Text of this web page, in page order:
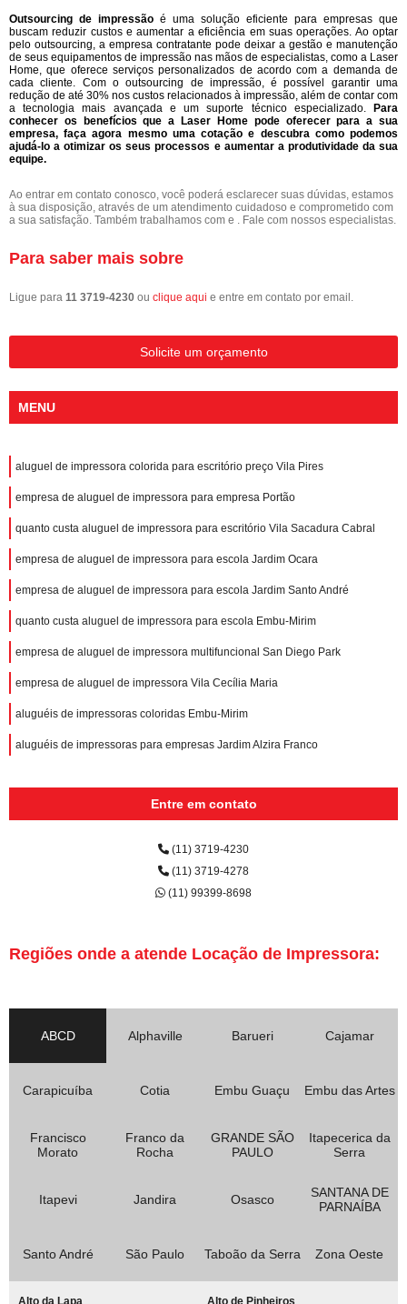
Outsourcing de impressão é uma solução eficiente para empresas que
buscam reduzir custos e aumentar a eficiência em suas operações. Ao optar
pelo outsourcing, a empresa contratante pode deixar a gestão e manutenção
de seus equipamentos de impressão nas mãos de especialistas, como a Laser
Home, que oferece serviços personalizados de acordo com a demanda de
cada cliente. Com o outsourcing de impressão, é possível garantir uma
redução de até 30% nos custos relacionados à impressão, além de contar com
a tecnologia mais avançada e um suporte técnico especializado. Para
conhecer os benefícios que a Laser Home pode oferecer para a sua
empresa, faça agora mesmo uma cotação e descubra como podemos
ajudá-lo a otimizar os seus processos e aumentar a produtividade da sua
equipe.
Ao entrar em contato conosco, você poderá esclarecer suas dúvidas, estamos
à sua disposição, através de um atendimento cuidadoso e comprometido com
a sua satisfação. Também trabalhamos com e . Fale com nossos especialistas.
Para saber mais sobre
Ligue para 11 3719-4230 ou clique aqui e entre em contato por email.
Solicite um orçamento
MENU
aluguel de impressora colorida para escritório preço Vila Pires
empresa de aluguel de impressora para empresa Portão
quanto custa aluguel de impressora para escritório Vila Sacadura Cabral
empresa de aluguel de impressora para escola Jardim Ocara
empresa de aluguel de impressora para escola Jardim Santo André
quanto custa aluguel de impressora para escola Embu-Mirim
empresa de aluguel de impressora multifuncional San Diego Park
empresa de aluguel de impressora Vila Cecília Maria
aluguéis de impressoras coloridas Embu-Mirim
aluguéis de impressoras para empresas Jardim Alzira Franco
Entre em contato
(11) 3719-4230
(11) 3719-4278
(11) 99399-8698
Regiões onde a atende Locação de Impressora:
ABCD Alphaville Barueri Cajamar
Carapicuíba Cotia Embu Guaçu Embu das Artes
Francisco
Morato
Franco da
Rocha
GRANDE SÃO
PAULO
Itapecerica da
Serra
Itapevi Jandira Osasco
SANTANA DE
PARNAÍBA
Santo André São Paulo Taboão da Serra Zona Oeste
Alto da Lapa Alto de Pinheiros